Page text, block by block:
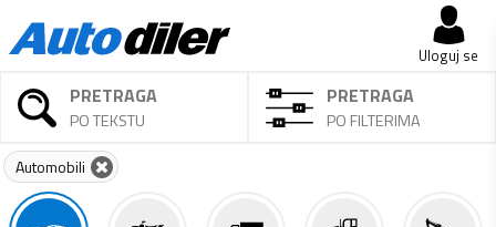
Uloguj se
PRETRAGA
PO TEKSTU
PRETRAGA
PO FILTERIMA
Automobili